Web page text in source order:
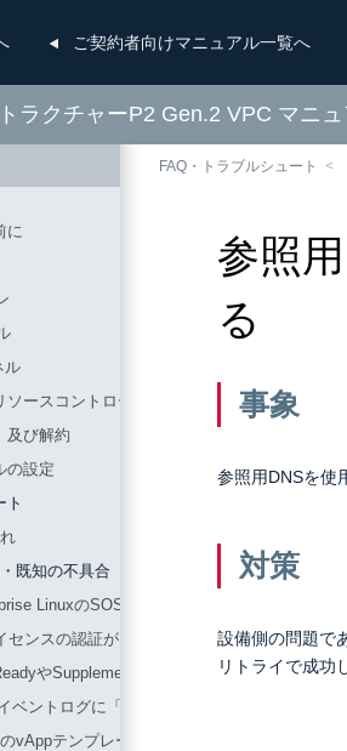
ご契約者向けマニュアル一覧へ
ラクチャーP2 Gen.2 VPC マニ
FAQ・トラブルシュート
参照
る
事象
参照用DNSを使
対策
設備側の問題で
リトライで成功
に
ル
ースコントロールパネル
及び解約
の設定
ト
既知の不具合
LinuxのSOSレポートを取得する
センスの認証がエラーになる
やSupplementaryのリポジトリが利用でき
ベントログに「License key will expire 」とい
vAppテンプレートから作成した仮想マシンを